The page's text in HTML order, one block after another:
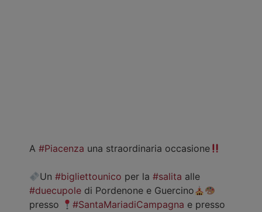
A #Piacenza una straordinaria occasione
Un#bigliettounico per la#salita alle
#duecupole di Pordenone e Guercino
presso
#SantaMariadiCampagna e presso